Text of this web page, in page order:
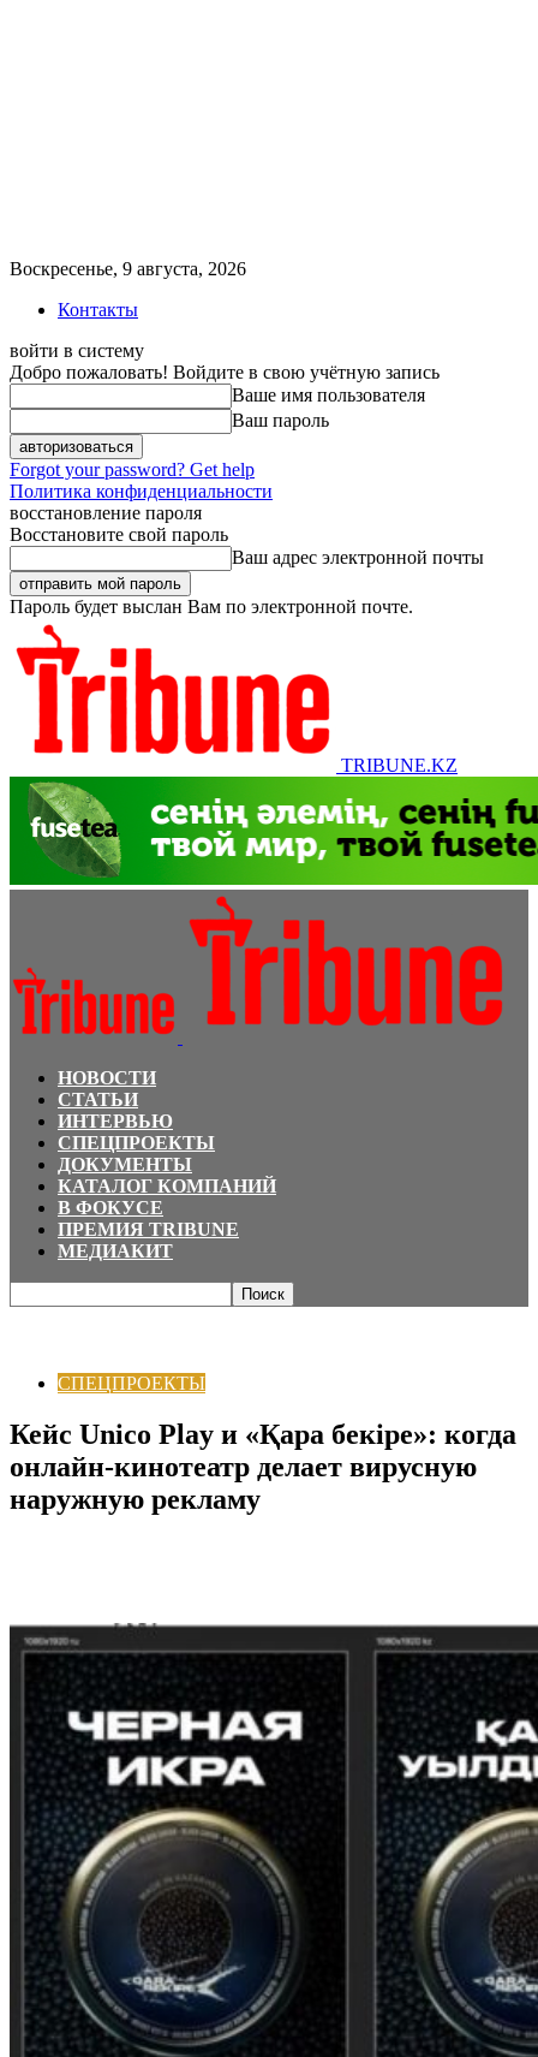
Воскресенье, 9 августа, 2026
Контакты
войти в систему
Добро пожаловать! Войдите в свою учётную запись
Ваше имя пользователя
Ваш пароль
Forgot your password? Get help
Политика конфиденциальности
восстановление пароля
Восстановите свой пароль
Ваш адрес электронной почты
Пароль будет выслан Вам по электронной почте.
TRIBUNE.KZ
НОВОСТИ
СТАТЬИ
ИНТЕРВЬЮ
СПЕЦПРОЕКТЫ
ДОКУМЕНТЫ
КАТАЛОГ КОМПАНИЙ
В ФОКУСЕ
ПРЕМИЯ TRIBUNE
МЕДИАКИТ
СПЕЦПРОЕКТЫ
Кейс Unico Play и «Қара бекіре»: когда
онлайн-кинотеатр делает вирусную
наружную рекламу